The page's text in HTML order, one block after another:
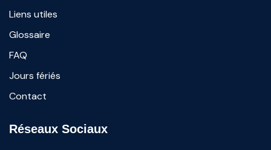
Liens utiles
Glossaire
FAQ
Jours fériés
Contact
Réseaux Sociaux